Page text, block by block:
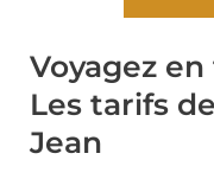
Voyagez
Les tarifs
Jean